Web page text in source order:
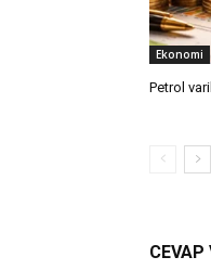
Ekonomi
Petrol
CEVAP